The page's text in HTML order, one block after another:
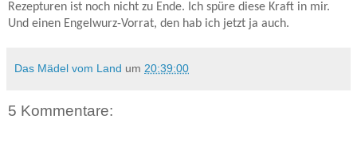
Rezepturen ist noch nicht zu Ende. Ich spüre diese Kraft in mir.
Und einen Engelwurz-Vorrat, den hab ich jetzt ja auch.
Das Mädel vom Land um 20:39:00
5 Kommentare: